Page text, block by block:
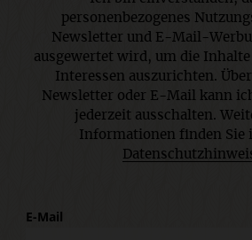
personenbezogenes
Newsletter und E-Mail-
ausgewertet wird, um die Inhalte
Interessen auszurichten.
Newsletter oder E-Mail kann
jederzeit ausschalten.
Informationen finden Sie
E-Mail